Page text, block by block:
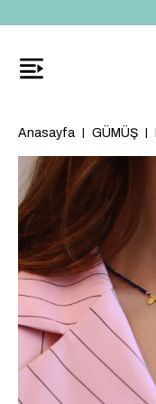
Anasayfa GÜMÜŞ